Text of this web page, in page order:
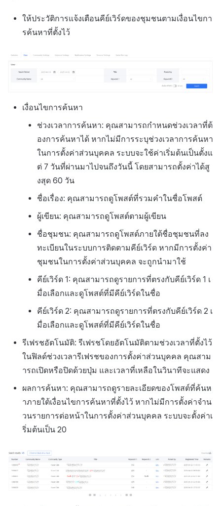
ให้ประวัติการแจ้งเตือนคีย์เวิร์ดของชุมชนตามเงื่อนไขกา
รค้นหาที่ตั้งไว้
เงื่อนไขการค้นหา
ช่วงเวลาการค้นหา: คุณสามารถกำหนดช่วงเวลาที่ต้
องการค้นหาได้ หากไม่มีการระบุช่วงเวลาการค้นหา
ในการตั้งค่าส่วนบุคคล ระบบจะใช้ค่าเริ่มต้นเป็นตั้งแ
ต่ 7 วันที่ผ่านมาไปจนถึงวันนี้ โดยสามารถตั้งค่าได้สู
งสุด 60 วัน
ชื่อเรื่อง: คุณสามารถดูโพสต์ที่รวมคำในชื่อโพสต์
ผู้เขียน: คุณสามารถดูโพสต์ตามผู้เขียน
ชื่อชุมชน: คุณสามารถดูโพสต์ภายใต้ชื่อชุมชนที่ลง
ทะเบียนในระบบการติดตามคีย์เวิร์ด หากมีการตั้งค่า
ชุมชนในการตั้งค่าส่วนบุคคล จะถูกนำมาใช้
คีย์เวิร์ด 1: คุณสามารถดูรายการที่ตรงกับคีย์เวิร์ด 1 เ
มื่อเลือกและดูโพสต์ที่มีคีย์เวิร์ดในชื่อ
คีย์เวิร์ด 2: คุณสามารถดูรายการที่ตรงกับคีย์เวิร์ด 2 เ
มื่อเลือกและดูโพสต์ที่มีคีย์เวิร์ดในชื่อ
รีเฟรชอัตโนมัติ: รีเฟรชโดยอัตโนมัติตามช่วงเวลาที่ตั้งไว้
ในฟิลด์ช่วงเวลารีเฟรชของการตั้งค่าส่วนบุคคล คุณสาม
ารถเปิดหรือปิดด้วยปุ่ม และเวลาที่เหลือในวินาทีจะแสดง
ผลการค้นหา: คุณสามารถดูรายละเอียดของโพสต์ที่ค้นห
าภายใต้เงื่อนไขการค้นหาที่ตั้งไว้ หากไม่มีการตั้งค่าจำน
วนรายการต่อหน้าในการตั้งค่าส่วนบุคคล ระบบจะตั้งค่าเ
ริ่มต้นเป็น 20